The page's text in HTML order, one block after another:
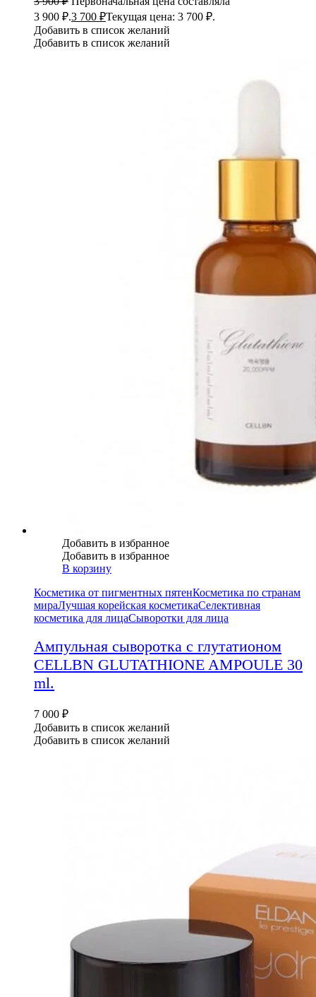
3 900 ₽.3 700 ₽Текущая цена: 3 700 ₽.
Добавить в список желаний
Добавить в список желаний
Добавить в избранное
Добавить в избранное
В корзину
Косметика от пигментных пятенКосметика по странам
мираЛучшая корейская косметикаСелективная
косметика для лицаСыворотки для лица
Ампульная сыворотка с глутатионом
CELLBN GLUTATHIONE AMPOULE 30
ml.
7 000 ₽
Добавить в список желаний
Добавить в список желаний